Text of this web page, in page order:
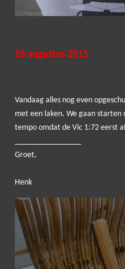
26 augustus 2015
Vandaag alles nog even
met een laken. We gaan
tempo omdat de Vic 1:72 eerst
Groet,
Henk